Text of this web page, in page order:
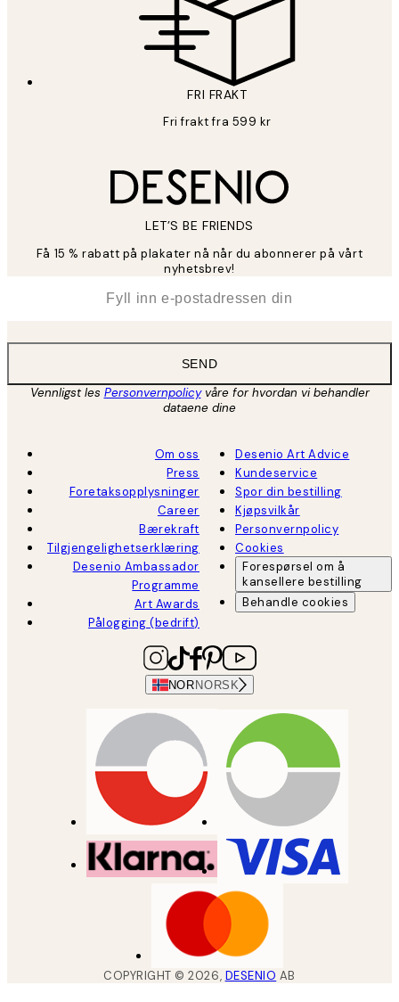
FRI FRAKT
Fri frakt fra 599 kr
LET’S BE FRIENDS
Få 15 % rabatt på plakater nå når du abonnerer på vårt
nyhetsbrev!
SEND
Vennligst les Personvernpolicyvåre for hvordan vi behandler
dataene dine
Om oss
Press
Foretaksopplysninger
Career
Bærekraft
Tilgjengelighetserklæring
Desenio Ambassador
Programme
Art Awards
Pålogging (bedrift)
Desenio Art Advice
Kundeservice
Spor din bestilling
Kjøpsvilkår
Personvernpolicy
Cookies
Forespørsel om å
kansellere bestilling
Behandle cookies
NOR NORSK
COPYRIGHT ©2026, DESENIO AB